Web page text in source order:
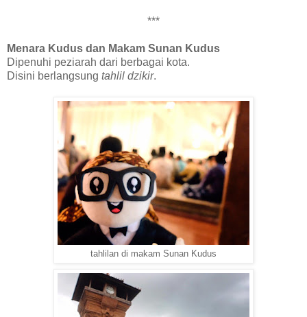
***
Menara Kudus dan Makam Sunan Kudus
Dipenuhi peziarah dari berbagai kota.
Disini berlangsung tahlil dzikir.
tahlilan di makam Sunan Kudus